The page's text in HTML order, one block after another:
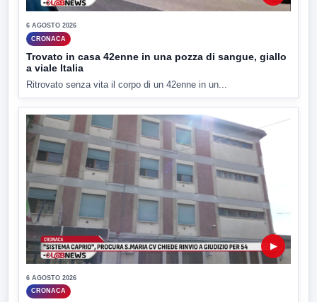
6 AGOSTO 2026
CRONACA
Trovato in casa 42enne in una pozza di sangue, giallo
a viale Italia
Ritrovato senza vita il corpo di un 42enne in un...
▶
6 AGOSTO 2026
CRONACA